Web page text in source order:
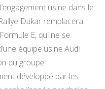
usine dans le
Dakar remplacera
E, qui ne se
équipe usine Audi
du groupe
développé par les